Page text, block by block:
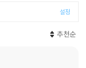
설정
추천순